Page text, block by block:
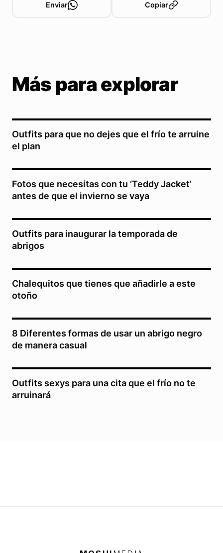
Enviar Copiar
Más para explorar
Outfits para que no dejes que el frío te arruine
el plan
Fotos que necesitas con tu ‘Teddy Jacket’
antes de que el invierno se vaya
Outfits para inaugurar la temporada de
abrigos
Chalequitos que tienes que añadirle a este
otoño
8 Diferentes formas de usar un abrigo negro
de manera casual
Outfits sexys para una cita que el frío no te
arruinará